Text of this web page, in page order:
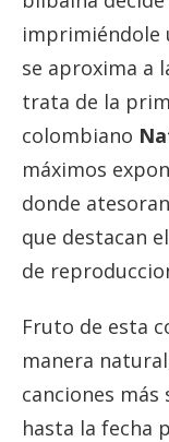
imprimiéndole
se aproxima a
trata de la
colombiano
máximos
donde
que destacan
de
Fruto de esta
manera
canciones
hasta la fecha